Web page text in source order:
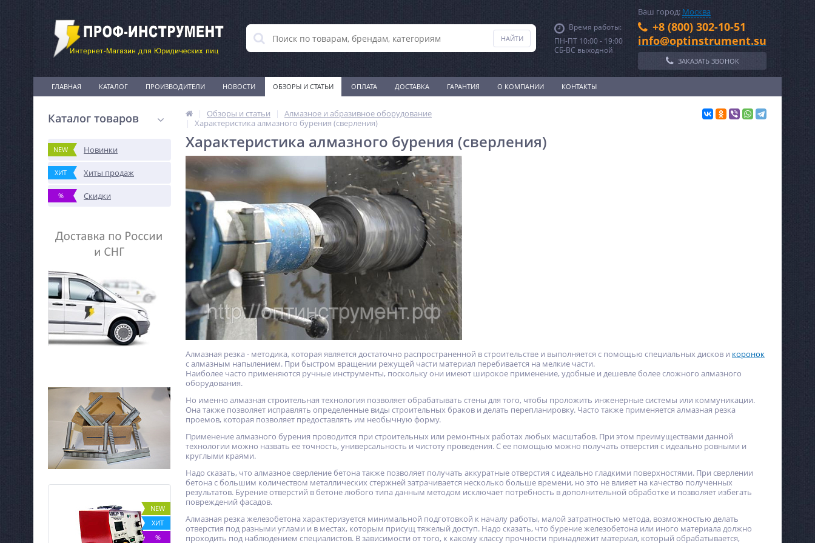
Время работы:
ПН-ПТ 10:00 - 19:00
СБ-ВС выходной
Ваш город: Москва
+8 (800) 302-10-51
info@optinstrument.su
ЗАКАЗАТЬ ЗВОНОК
ГЛАВНАЯ КАТАЛОГ ПРОИЗВОДИТЕЛИ НОВОСТИ ОБЗОРЫ И СТАТЬИ ОПЛАТА ДОСТАВКА ГАРАНТИЯ О КОМПАНИИ КОНТАКТЫ
Каталог товаров
NEW Новинки
ХИТ Хиты продаж
% Скидки
NEW
ХИТ
%
ХИТ
%
ХИТ
%
ХИТ
%
Обзоры и статьи
Алмазное и абразивное оборудование
Характеристика алмазного бурения (сверления)
Характеристика алмазного бурения (сверления)
Алмазная резка - методика, которая является достаточно распространенной в строительстве и выполняется с помощью специальных дисков и коронок
с алмазным напылением. При быстром вращении режущей части материал перебивается на мелкие части.
Наиболее часто применяются ручные инструменты, поскольку они имеют широкое применение, удобные и дешевле более сложного алмазного
оборудования.
Но именно алмазная строительная технология позволяет обрабатывать стены для того, чтобы проложить инженерные системы или коммуникации.
Она также позволяет исправлять определенные виды строительных браков и делать перепланировку. Часто также применяется алмазная резка
проемов, которая позволяет предоставлять им необычную форму.
Применение алмазного бурения проводится при строительных или ремонтных работах любых масштабов. При этом преимуществами данной
технологии можно назвать ее точность, универсальность и чистоту проведения. С ее помощью можно получать отверстия с идеально ровными и
круглыми краями.
Надо сказать, что алмазное сверление бетона также позволяет получать аккуратные отверстия с идеально гладкими поверхностями. При сверлении
бетона с большим количеством металлических стержней затрачивается несколько больше времени, но это не влияет на качество полученных
результатов. Бурение отверстий в бетоне любого типа данным методом исключает потребность в дополнительной обработке и позволяет избегать
повреждений фасадов.
Алмазная резка железобетона характеризуется минимальной подготовкой к началу работы, малой затратностью метода, возможностью делать
отверстия под разными углами и в местах, которым присущ тяжелый доступ. Надо сказать, что бурение железобетона или иного материала должно
проходить под наблюдением специалистов. В зависимости от того, к какому классу прочности принадлежит материал, который обрабатывается,